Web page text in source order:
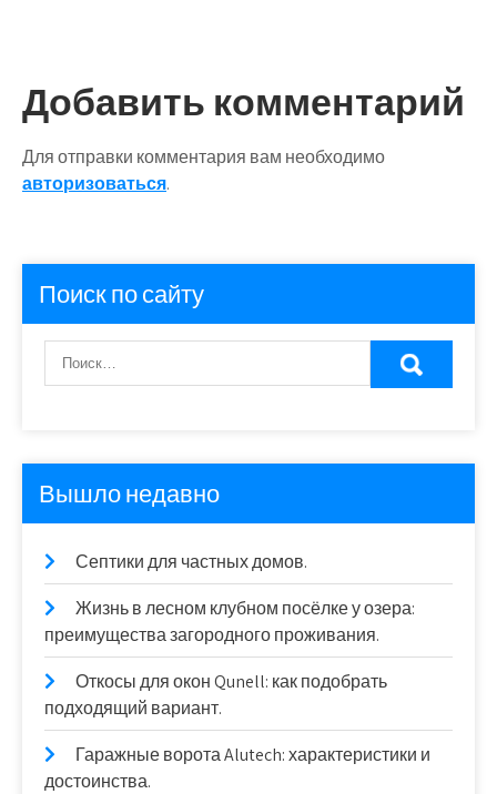
Добавить комментарий
Для отправки комментария вам необходимо
авторизоваться.
Поиск по сайту
Вышло недавно
Септики для частных домов.
Жизнь в лесном клубном посёлке у озера:
преимущества загородного проживания.
Откосы для окон Qunell: как подобрать
подходящий вариант.
Гаражные ворота Alutech: характеристики и
достоинства.